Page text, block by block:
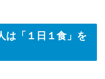
は「１日１食」を